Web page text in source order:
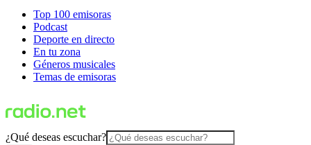
Top 100 emisoras
Podcast
Deporte en directo
En tu zona
Géneros musicales
Temas de emisoras
¿Qué deseas escuchar?